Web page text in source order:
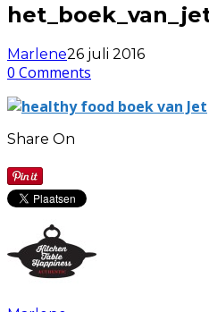
Marlene26 juli 2016
0 Comments
Share On